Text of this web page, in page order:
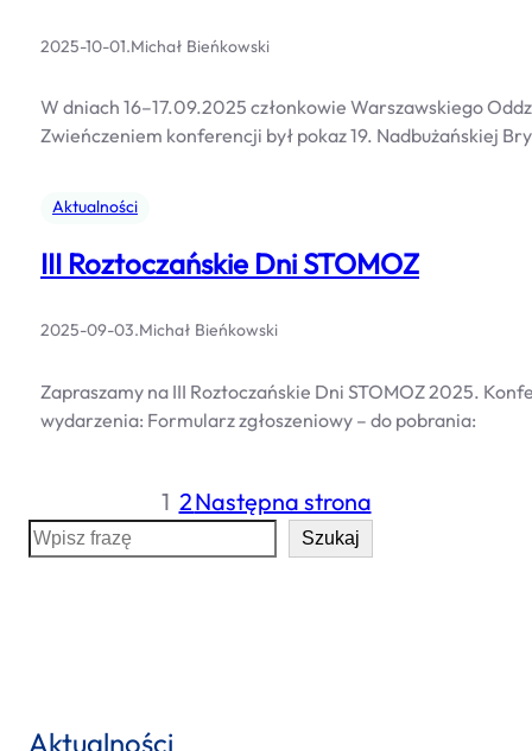
2025-10-01.Michał Bieńkowski
W dniach 16–17.09.2025 członkowie Warszawskiego
Zwieńczeniem konferencji był pokaz 19. Nadbużańskiej
Aktualności
III Roztoczańskie Dni STOMOZ
2025-09-03.Michał Bieńkowski
Zapraszamy na III Roztoczańskie Dni STOMOZ 2025.
wydarzenia: Formularz zgłoszeniowy – do pobrania:
1 2Następna strona
S
e
Szukaj
Aktualności